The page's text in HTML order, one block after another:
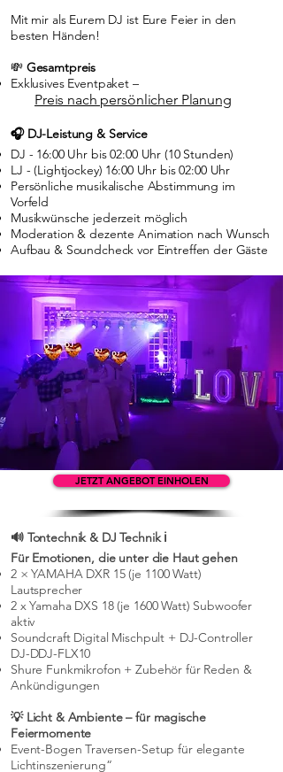
Mit mir als Eurem DJ ist Eure Feier in den
besten Händen!
💸 Gesamtpreis
Exklusives Eventpaket –
Preis nach persönlicher Planung
🎧 DJ-Leistung & Service
DJ - 16:00 Uhr bis 02:00 Uhr (10 Stunden)
LJ - (Lightjockey) 16:00 Uhr bis 02:00 Uhr
Persönliche musikalische Abstimmung im
Vorfeld
Musikwünsche jederzeit möglich
Moderation & dezente Animation nach Wunsch
Aufbau & Soundcheck vor Eintreffen der Gäste
JETZT ANGEBOT EINHOLEN
🔊 Tontechnik & DJ Technik ℹ️
Für Emotionen, die unter die Haut gehen
2 × YAMAHA DXR 15 (je 1100 Watt)
Lautsprecher
2 x Yamaha DXS 18 (je 1600 Watt) Subwoofer
aktiv
Soundcraft Digital Mischpult + DJ-Controller
DJ-DDJ-FLX10
Shure Funkmikrofon + Zubehör für Reden &
Ankündigungen
💡 Licht & Ambiente – für magische
Feiermomente
Event-Bogen Traversen-Setup für elegante
Lichtinszenierung“